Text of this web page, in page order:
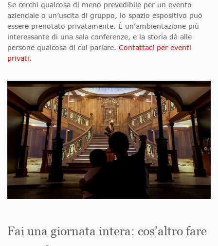
Se cerchi qualcosa di meno prevedibile per un evento
aziendale o un’uscita di gruppo, lo spazio espositivo può
essere prenotato privatamente. È un’ambientazione più
interessante di una sala conferenze, e la storia dà alle
persone qualcosa di cui parlare. Contattaci per eventi
privati.
Fai una giornata intera: cos’altro fare